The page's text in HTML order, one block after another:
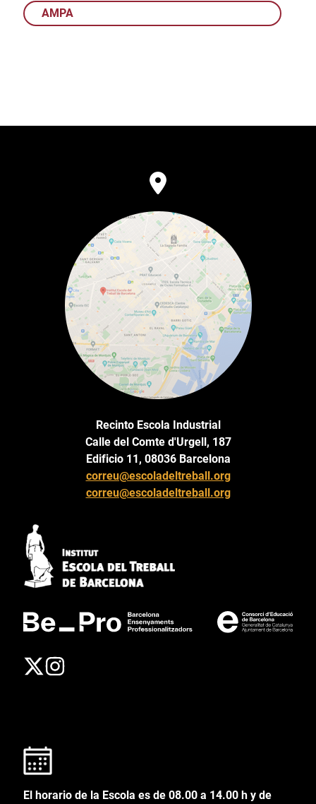
AMPA
Recinto Escola Industrial
Calle del Comte d'Urgell, 187
Edificio 11, 08036 Barcelona
correu@escoladeltreball.org
correu@escoladeltreball.org
El horario de la Escola es de 08.00 a 14.00 h y de